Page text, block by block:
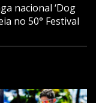
nacional ‘Dog
no 50° Festival